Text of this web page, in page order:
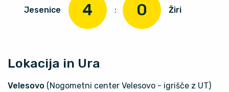
Jesenice 4 : 0 Žiri
Lokacija in Ura
Velesovo (Nogometni center Velesovo - igrišče z UT)